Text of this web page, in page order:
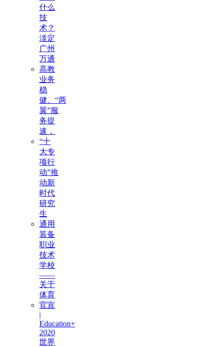
什么
技
术？
淡定
广州
万通
高教
业务
稳
健、“两
翼”服
务提
速，
“十
大专
项行
动”推
动新
时代
研究
生
通用
装备
职业
技术
学校
——
关于
体育
官宣
|
Education+
2020
世界